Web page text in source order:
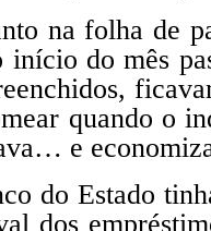
na folha de
início do mês
quando o
e
do Estado
dos